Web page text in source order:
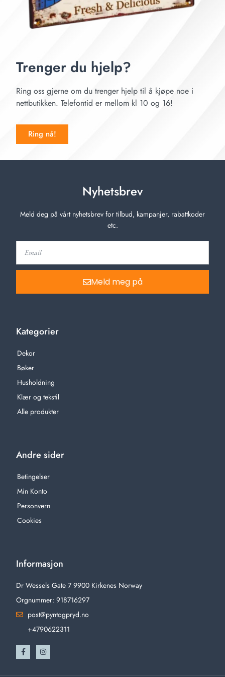
Trenger du hjelp?
Ring oss gjerne om du trenger hjelp til å kjøpe noe i
nettbutikken. Telefontid er mellom kl 10 og 16!
Ring nå!
Nyhetsbrev
Meld deg på vårt nyhetsbrev for tilbud, kampanjer, rabattkoder
etc.
Meld meg på
Kategorier
Dekor
Bøker
Husholdning
Klær og tekstil
Alle produkter
Andre sider
Betingelser
Min Konto
Personvern
Cookies
Informasjon
Dr Wessels Gate 7 9900 Kirkenes Norway
Orgnummer: 918716297
post@pyntogpryd.no
+4790622311